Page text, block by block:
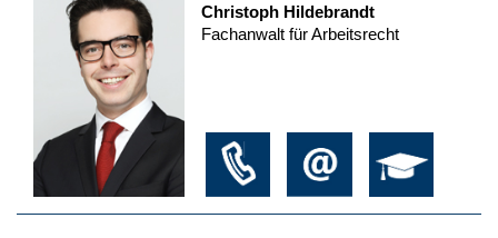
Christoph Hildebrandt
Fachanwalt für Arbeitsrecht